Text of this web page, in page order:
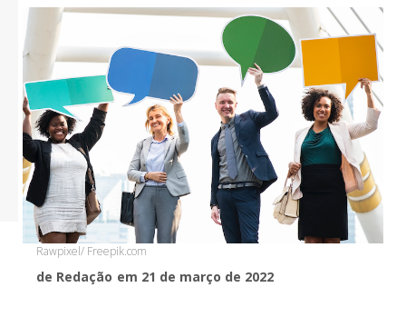
Rawpixel/ Freepik.com
de Redação em 21 de março de 2022